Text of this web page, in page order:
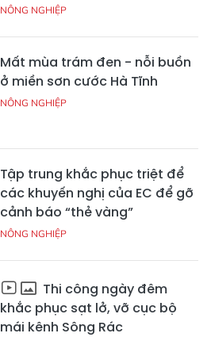
NÔNG NGHIỆP
Mất mùa trám đen - nỗi buồn
ở miền sơn cước Hà Tĩnh
NÔNG NGHIỆP
Tập trung khắc phục triệt để
các khuyến nghị của EC để gỡ
cảnh báo “thẻ vàng”
NÔNG NGHIỆP
Thi công ngày đêm
khắc phục sạt lở, vỡ cục bộ
mái kênh Sông Rác